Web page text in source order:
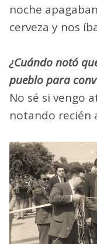
noche
cerveza y nos
¿Cuándo notó
pueblo para
No sé si vengo
notando recién